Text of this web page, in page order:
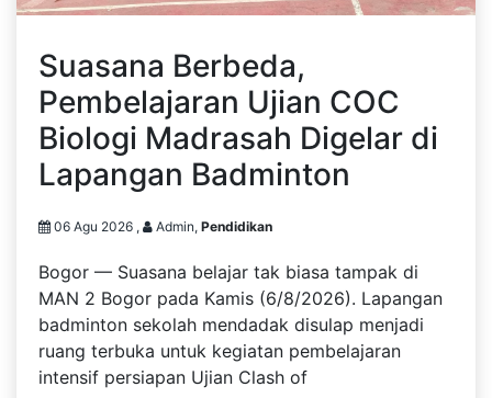
Suasana Berbeda,
Pembelajaran Ujian COC
Biologi Madrasah Digelar di
Lapangan Badminton
06 Agu 2026 , Admin, Pendidikan
Bogor — Suasana belajar tak biasa tampak di
MAN 2 Bogor pada Kamis (6/8/2026). Lapangan
badminton sekolah mendadak disulap menjadi
ruang terbuka untuk kegiatan pembelajaran
intensif persiapan Ujian Clash of